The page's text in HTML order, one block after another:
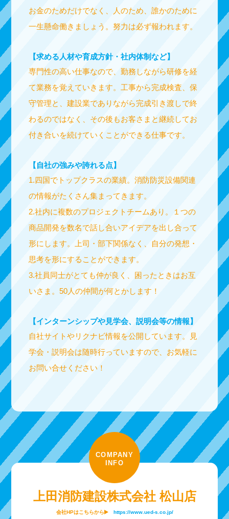
お金のためだけでなく、人のため、誰かのために
一生懸命働きましょう。努力は必ず報われます。
【求める人材や育成方針・社内体制など】
専門性の高い仕事なので、勤務しながら研修を経
て業務を覚えていきます。工事から完成検査、保
守管理と、建設業でありながら完成引き渡しで終
わるのではなく、その後もお客さまと継続してお
付き合いを続けていくことができる仕事です。
【自社の強みや誇れる点】
1.四国でトップクラスの業績。消防防災設備関連
の情報がたくさん集まってきます。
2.社内に複数のプロジェクトチームあり。１つの
商品開発を数名で話し合いアイデアを出し合って
形にします。上司・部下関係なく、自分の発想・
思考を形にすることができます。
3.社員同士がとても仲が良く、困ったときはお互
いさま。50人の仲間が何とかします！
【インターンシップや見学会、説明会等の情報】
自社サイトやリクナビ情報を公開しています。見
学会・説明会は随時行っていますので、お気軽に
お問い合せください！
COMPANY
INFO
上田消防建設株式会社 松山店
会社HPはこちらから https://www.ued-s.co.jp/